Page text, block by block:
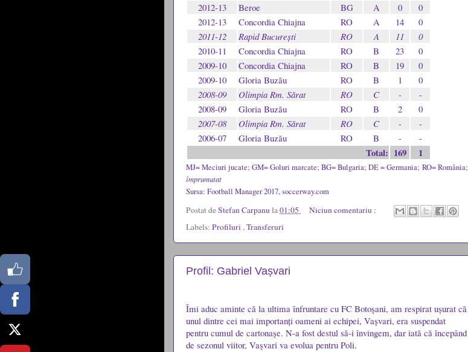
2012-13
Beroe BG A 0
0
2012-13
Concordia Chiajna RO A 14
0
2011-12
Rapid București RO A 11
0
2010-11
Concordia Chiajna RO B 23
0
2009-10
Concordia Chiajna RO B 19
0
2009-10
Gloria Buzău RO B 1
0
2008-09
Olimpia Rm. Sărat RO C -
-
2008-09
Gloria Buzău RO B 2
0
2007-08
Olimpia Rm. Sărat RO C -
-
2006-07
Gloria Buzău RO B - -
Total: 169 1
MJ= Meciuri jucate; GM= Goluri marcate; BG= Bulgaria; DE = Germania; RO= România;
împrumutat
Sursa: Football Manager 2017, soccerway.com
Postat deStefan Carpanu la 01:05
Niciun comentariu :
Labels: Profiluri ,Transferuri
Profil: Gabriel Vașvari
Îmi aduc aminte că la ultima înfruntare cu FC Botoșani, am respirat ușurat că
unul dintre cei mai importanți oameni ai echipei, Vașvari, era suspendat
pentru cumul de cartonașe. N-a fost destul să-i învingem, dar iată că începând
de sezonul viitor, Vașvari va evolua pentru Poli.